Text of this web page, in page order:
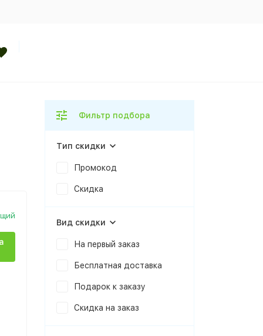
Фильтр подбора
Тип скидки
Промокод
Скидка
Вид скидки
На первый заказ
Бесплатная доставка
Подарок к заказу
Скидка на заказ